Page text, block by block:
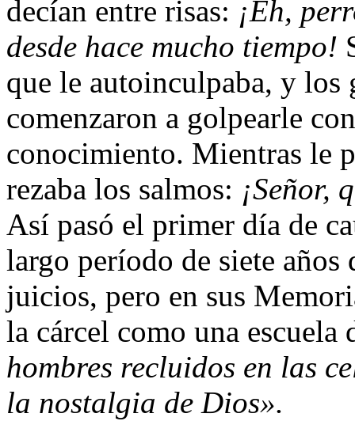
decían entre risas: ¡Eh,
desde hace mucho tiempo!
que le autoinculpaba, y los
comenzaron a golpearle
conocimiento. Mientras le
rezaba los salmos: ¡Señor,
Así pasó el primer día de
largo período de siete
juicios, pero en sus
la cárcel como una escuela
hombres recluidos en las
la nostalgia de Dios».